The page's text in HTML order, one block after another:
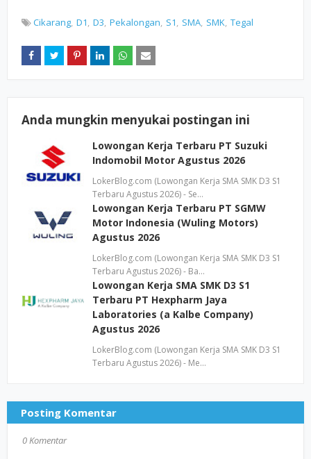
Cikarang D1 D3 Pekalongan S1 SMA SMK Tegal
Anda mungkin menyukai postingan ini
Lowongan Kerja Terbaru PT Suzuki
Indomobil Motor Agustus 2026
LokerBlog.com (Lowongan Kerja SMA SMK D3 S1
Terbaru Agustus 2026) - Se…
Lowongan Kerja Terbaru PT SGMW
Motor Indonesia (Wuling Motors)
Agustus 2026
LokerBlog.com (Lowongan Kerja SMA SMK D3 S1
Terbaru Agustus 2026) - Ba…
Lowongan Kerja SMA SMK D3 S1
Terbaru PT Hexpharm Jaya
Laboratories (a Kalbe Company)
Agustus 2026
LokerBlog.com (Lowongan Kerja SMA SMK D3 S1
Terbaru Agustus 2026) - Me…
Posting Komentar
0 Komentar